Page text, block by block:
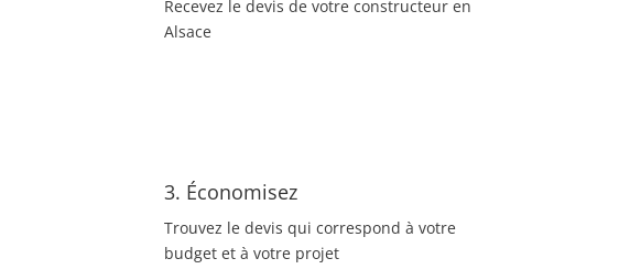
Recevez le devis de votre constructeur en
Alsace
3. Économisez
Trouvez le devis qui correspond à votre
budget et à votre projet